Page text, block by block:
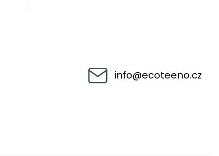
info@ecoteeno.cz